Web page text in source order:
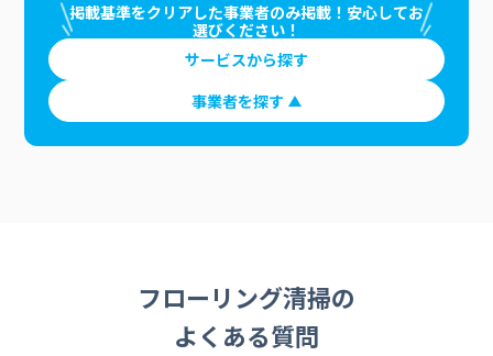
掲載基準をクリアした事業者のみ掲載！安心してお
選びください！
サービスから探す
事業者を探す
フローリング清掃の
よくある質問